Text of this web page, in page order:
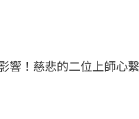
響！慈悲的二位上師心